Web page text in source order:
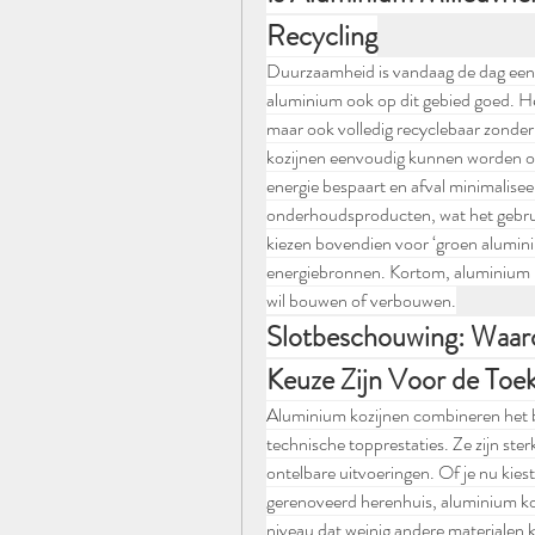
Recycling
Duurzaamheid is vandaag de dag
aluminium ook op dit gebied goed.
maar ook volledig recyclebaar
kozijnen eenvoudig kunnen worden
energie bespaart en afval
onderhoudsproducten, wat het
kiezen bovendien voor ‘groen
energiebronnen. Kortom,
wil bouwen of verbouwen.
Slotbeschouwing:
Keuze Zijn Voor de
Aluminium kozijnen combineren het
technische topprestaties. Ze zijn
ontelbare uitvoeringen. Of je nu
gerenoveerd herenhuis, aluminium